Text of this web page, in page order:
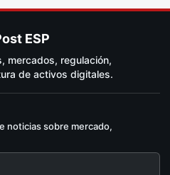
ESP
mercados, regulación,
de activos digitales.
noticias sobre mercado,